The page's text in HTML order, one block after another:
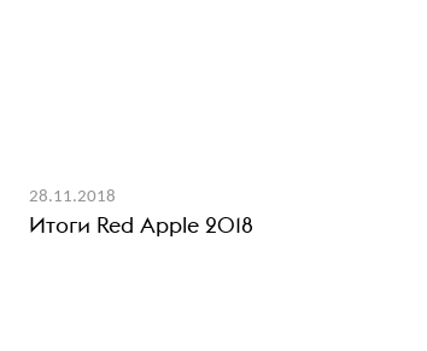
28.11.2018
Итоги Red Apple 2018